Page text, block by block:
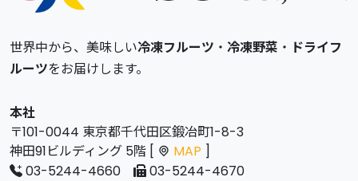
世界中から、美味しい冷凍フルーツ ・ 冷凍野菜 ・ ドライフ
ルーツをお届けします。
本社
〒101-0044 東京都千代田区鍛冶町1-8-3
神田91ビルディング 5階 [
MAP ]
03-5244-4660
03-5244-4670